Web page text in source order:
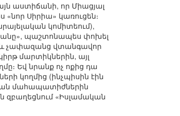
այն աստիճանի, որ Միացյալ
«նոր Սիրիա» կառուցեն։
կոմիտեում),
պաշտոնապես փոխել
և չափազանց վտանգավոր
մարտիկներին, այլ
Եվ նրանք ոչ ոքից դա
կողմից (ինչպիսին էին
մահապատիժներին
«Իսլամական